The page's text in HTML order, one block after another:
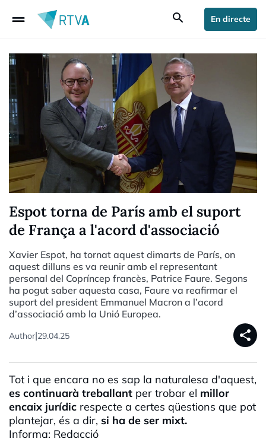
drag_handle search En directe
Espot torna de París amb el suport
de França a l'acord d'associació
Xavier Espot, ha tornat aquest dimarts de París, on
aquest dilluns es va reunir amb el representant
personal del Copríncep francès, Patrice Faure. Segons
ha pogut saber aquesta casa, Faure va reafirmar el
suport del president Emmanuel Macron a l’acord
d’associació amb la Unió Europea.
Author|29.04.25 share
Tot i que encara no es sap la naturalesa d'aquest,
es continuarà treballant per trobar el millor
encaix jurídic respecte a certes qüestions que pot
plantejar, és a dir, si ha de ser mixt.
Informa: Redacció